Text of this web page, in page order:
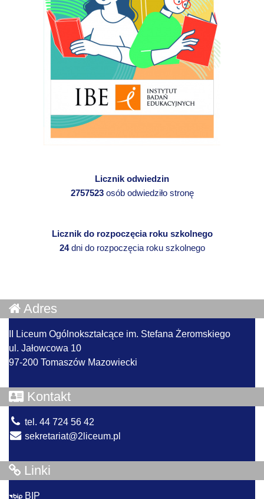
Licznik odwiedzin
2757523osób odwiedziło stronę
Licznik do rozpoczęcia roku szkolnego
24dni do rozpoczęcia roku szkolnego
Adres
II Liceum Ogólnokształcące im. Stefana Żeromskiego
ul. Jałowcowa 10
97-200 Tomaszów Mazowiecki
Kontakt
tel. 44 724 56 42
sekretariat@2liceum.pl
Linki
BIP